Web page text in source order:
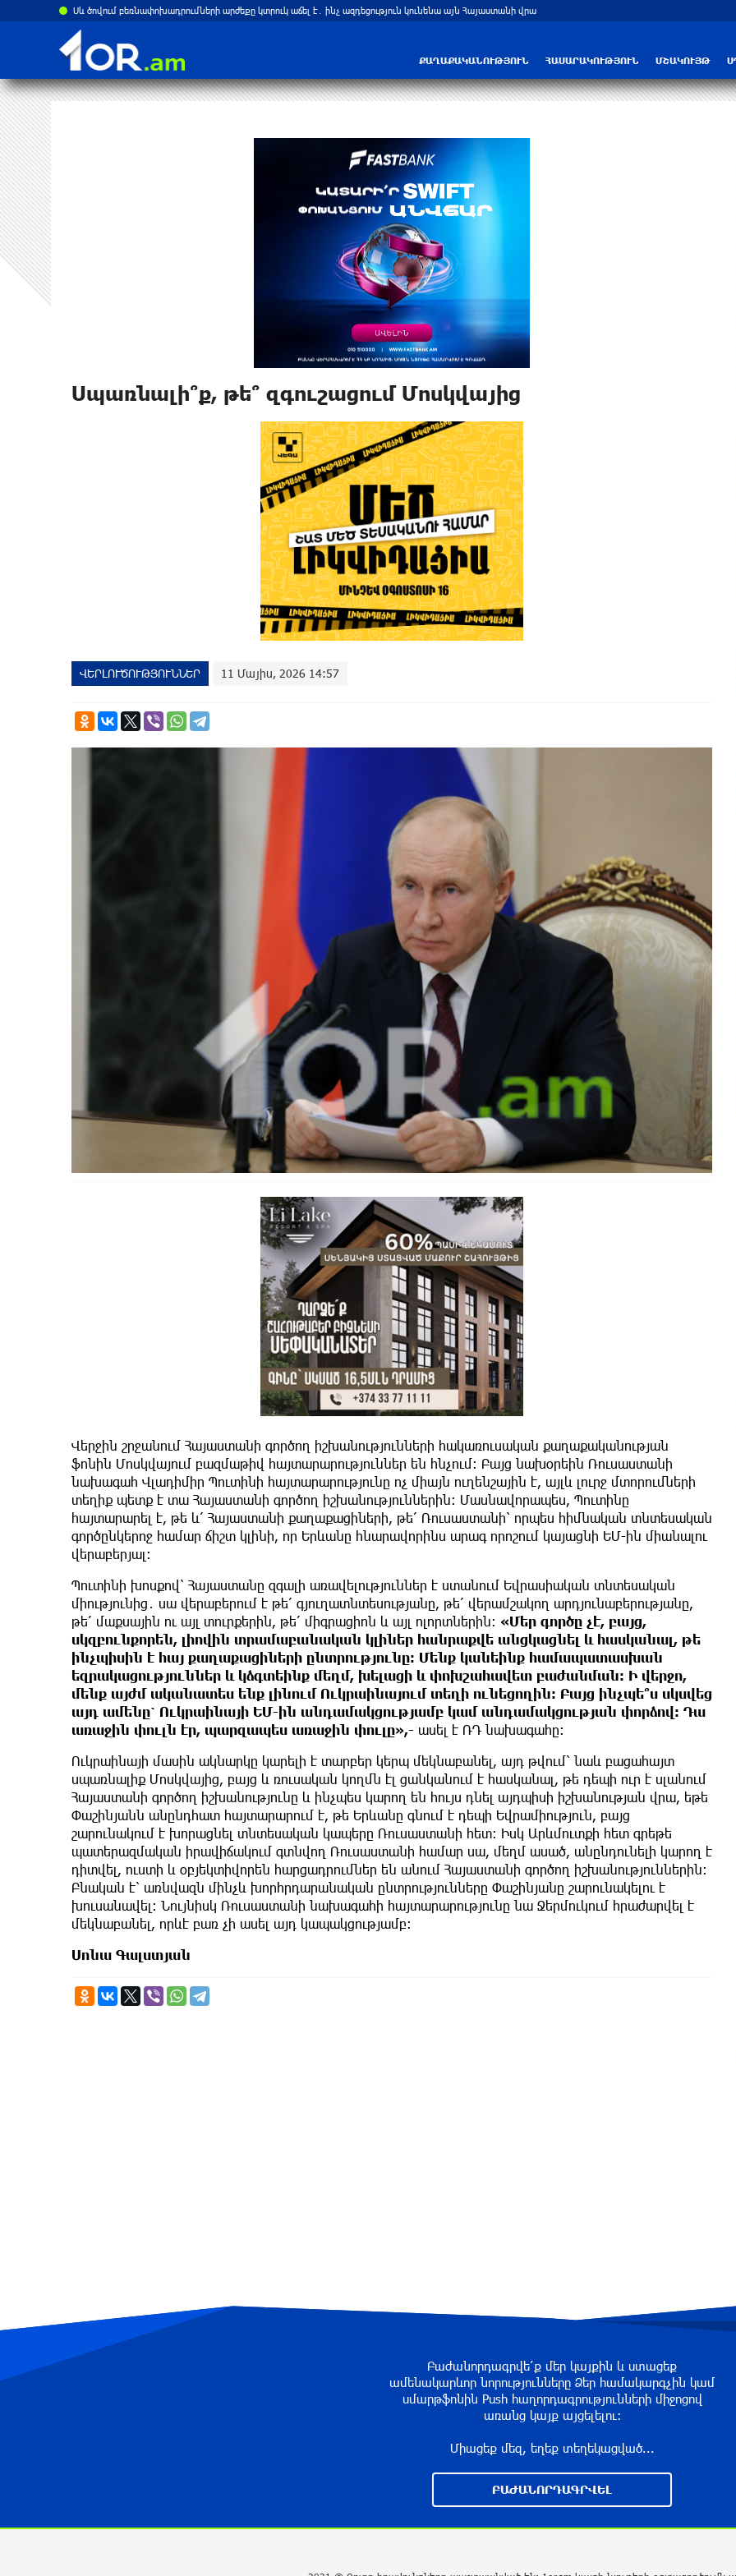
Սև ծովում բեռնափոխադրումների արժեքը կտրուկ աճել է․ ինչ ազդեցություն կունենա այն Հայաստանի վրա
ՔԱՂԱՔԱԿԱՆՈՒԹՅՈՒՆ ՀԱՍԱՐԱԿՈՒԹՅՈՒՆ ՄՇԱԿՈՒՅԹ
Սպառնալի՞ք, թե՞ զգուշացում Մոսկվայից
ՎԵՐԼՈՒԾՈՒԹՅՈՒՆՆԵՐ 11 Մայիս, 2026 14:57
Վերջին շրջանում Հայաստանի գործող իշխանությունների հակառուսական քաղաքականության
ֆոնին Մոսկվայում բազմաթիվ հայտարարություններ են հնչում։ Բայց նախօրեին Ռուսաստանի
նախագահ Վլադիմիր Պուտինի հայտարարությունը ոչ միայն ուղենշային է, այլև լուրջ մտորումների
տեղիք պետք է տա Հայաստանի գործող իշխանություններին։ Մասնավորապես, Պուտինը
հայտարարել է, թե և՛ Հայաստանի քաղաքացիների, թե՛ Ռուսաստանի՝ որպես հիմնական տնտեսական
գործընկերոջ համար ճիշտ կլինի, որ Երևանը հնարավորինս արագ որոշում կայացնի ԵՄ-ին միանալու
վերաբերյալ։
Պուտինի խոսքով՝ Հայաստանը զգալի առավելություններ է ստանում Եվրասիական տնտեսական
միությունից․ սա վերաբերում է թե՛ գյուղատնտեսությանը, թե՛ վերամշակող արդյունաբերությանը,
թե՛ մաքսային ու այլ տուրքերին, թե՛ միգրացիոն և այլ ոլորտներին։ «Մեր գործը չէ, բայց,
սկզբունքորեն, լիովին տրամաբանական կլիներ հանրաքվե անցկացնել և հասկանալ, թե
ինչպիսին է հայ քաղաքացիների ընտրությունը։ Մենք կանեինք համապատասխան
եզրակացություններ և կձգտեինք մեղմ, խելացի և փոխշահավետ բաժանման։ Ի վերջո,
մենք այժմ ականատես ենք լինում Ուկրաինայում տեղի ունեցողին։ Բայց ինչպե՞ս սկսվեց
այդ ամենը՝ Ուկրաինայի ԵՄ-ին անդամակցությամբ կամ անդամակցության փորձով։ Դա
առաջին փուլն էր, պարզապես առաջին փուլը»,- ասել է ՌԴ նախագահը։
Ուկրաինայի մասին ակնարկը կարելի է տարբեր կերպ մեկնաբանել, այդ թվում՝ նաև բացահայտ
սպառնալիք Մոսկվայից, բայց և ռուսական կողմն էլ ցանկանում է հասկանալ, թե դեպի ուր է սլանում
Հայաստանի գործող իշխանությունը և ինչպես կարող են հույս դնել այդպիսի իշխանության վրա, եթե
Փաշինյանն անընդհատ հայտարարում է, թե Երևանը գնում է դեպի Եվրամիություն, բայց
շարունակում է խորացնել տնտեսական կապերը Ռուսաստանի հետ։ Իսկ Արևմուտքի հետ գրեթե
պատերազմական իրավիճակում գտնվող Ռուսաստանի համար սա, մեղմ ասած, անընդունելի կարող է
դիտվել, ուստի և օբյեկտիվորեն հարցադրումներ են անում Հայաստանի գործող իշխանություններին։
Բնական է՝ առնվազն մինչև խորհրդարանական ընտրությունները Փաշինյանը շարունակելու է
խուսանավել։ Նույնիսկ Ռուսաստանի նախագահի հայտարարությունը նա Ջերմուկում հրաժարվել է
մեկնաբանել, որևէ բառ չի ասել այդ կապակցությամբ։
Սոնա Գալստյան
Բաժանորդագրվե՛ք մեր կայքին և ստացեք
ամենակարևոր նորությունները Ձեր համակարգչին կամ
սմարթֆոնին Push հաղորդագրությունների միջոցով
առանց կայք այցելելու։
Միացեք մեզ, եղեք տեղեկացված...
ԲԱԺԱՆՈՐԴԱԳՐՎԵԼ